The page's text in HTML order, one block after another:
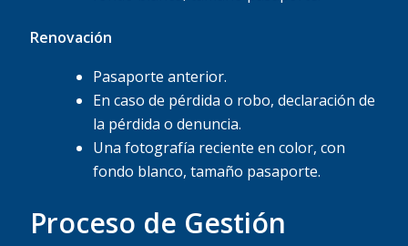
Renovación
Pasaporte anterior.
En caso de pérdida o robo, declaración de
la pérdida o denuncia.
Una fotografía reciente en color, con
fondo blanco, tamaño pasaporte.
Proceso de Gestión